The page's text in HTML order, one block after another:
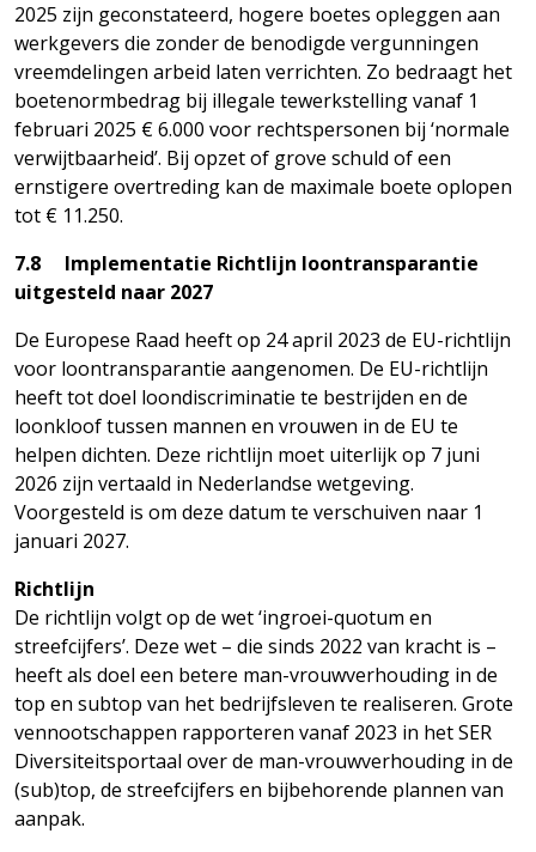
2025 zijn geconstateerd, hogere boetes opleggen aan
werkgevers die zonder de benodigde vergunningen
vreemdelingen arbeid laten verrichten. Zo bedraagt het
boetenormbedrag bij illegale tewerkstelling vanaf 1
februari 2025 € 6.000 voor rechtspersonen bij ‘normale
verwijtbaarheid’. Bij opzet of grove schuld of een
ernstigere overtreding kan de maximale boete oplopen
tot € 11.250.
7.8 Implementatie Richtlijn loontransparantie
uitgesteld naar 2027
De Europese Raad heeft op 24 april 2023 de EU-richtlijn
voor loontransparantie aangenomen. De EU-richtlijn
heeft tot doel loondiscriminatie te bestrijden en de
loonkloof tussen mannen en vrouwen in de EU te
helpen dichten. Deze richtlijn moet uiterlijk op 7 juni
2026 zijn vertaald in Nederlandse wetgeving.
Voorgesteld is om deze datum te verschuiven naar 1
januari 2027.
Richtlijn
De richtlijn volgt op de wet ‘ingroei-quotum en
streefcijfers’. Deze wet – die sinds 2022 van kracht is –
heeft als doel een betere man-vrouwverhouding in de
top en subtop van het bedrijfsleven te realiseren. Grote
vennootschappen rapporteren vanaf 2023 in het SER
Diversiteitsportaal over de man-vrouwverhouding in de
(sub)top, de streefcijfers en bijbehorende plannen van
aanpak.